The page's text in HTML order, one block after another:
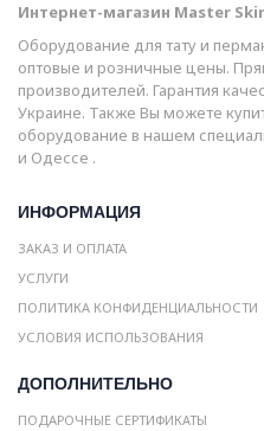
Интернет-магазин Master
Оборудование для тату и
оптовые и розничные цены.
производителей. Гарантия
Украине. Также Вы можете
оборудование в нашем
и Одессе .
ИНФОРМАЦИЯ
ЗАКАЗ И ОПЛАТА
УСЛУГИ
ПОЛИТИКА КОНФИДЕНЦИАЛЬНОСТИ
УСЛОВИЯ ИСПОЛЬЗОВАНИЯ
ДОПОЛНИТЕЛЬНО
ПОДАРОЧНЫЕ СЕРТИФИКАТЫ